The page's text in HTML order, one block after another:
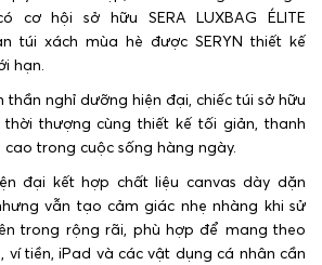
cơ hội sở hữu SERA LUXBAG ÉLITE
túi xách mùa hè được SERYN thiết kế
hạn.
thần nghỉ dưỡng hiện đại, chiếc túi sở hữu
thượng cùng thiết kế tối giản, thanh
trong cuộc sống hàng ngày.
đại kết hợp chất liệu canvas dày dặn
vẫn tạo cảm giác nhẹ nhàng khi sử
trong rộng rãi, phù hợp để mang theo
ví tiền, iPad và các vật dụng cá nhân cần